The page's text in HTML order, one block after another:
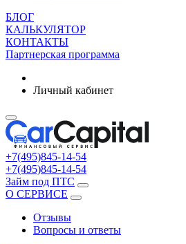
БЛОГ
КАЛЬКУЛЯТОР
КОНТАКТЫ
Партнерская программа
Личный кабинет
+7(495)845-14-54
+7(495)845-14-54
Займ под ПТС
О СЕРВИСЕ
Отзывы
Вопросы и ответы